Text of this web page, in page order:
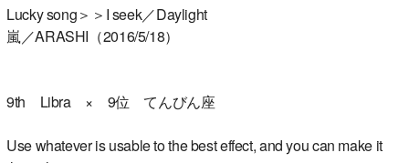
Lucky song＞＞I seek／Daylight
嵐／ARASHI（2016/5/18）
9th Libra × 9位 てんびん座
Use whatever is usable to the best effect, and you can make it